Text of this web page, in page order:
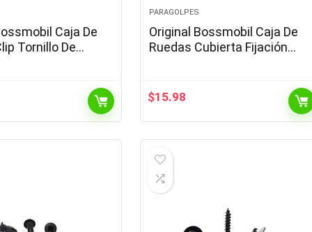
Caja De
Tornillo De
PARAGOLPES
Original Bossmobil Caja De
Ruedas Cubierta Fijación
28 X 5,5 mm…
$15.98